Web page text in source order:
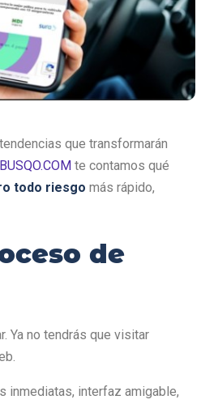
que transformarán
BUSQO.COM te contamos qué
todo riesgo más rápido,
de
Ya no tendrás que visitar
inmediatas, interfaz amigable,